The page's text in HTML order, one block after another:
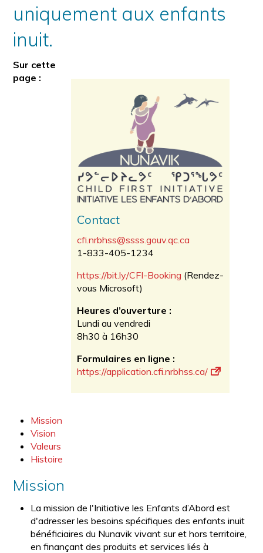
uniquement aux enfants
inuit.
Contact
cfi.nrbhss@ssss.gouv.qc.ca
1-833-405-1234
https://bit.ly/CFI-Booking (Rendez-
vous Microsoft)
Heures d’ouverture :
Lundi au vendredi
8h30 à 16h30
Formulaires en ligne :
https://application.cfi.nrbhss.ca/
Sur cette
page :
Mission
Vision
Valeurs
Histoire
Mission
La mission de l'Initiative les Enfants d’Abord est
d'adresser les besoins spécifiques des enfants inuit
bénéficiaires du Nunavik vivant sur et hors territoire,
en finançant des produits et services liés à